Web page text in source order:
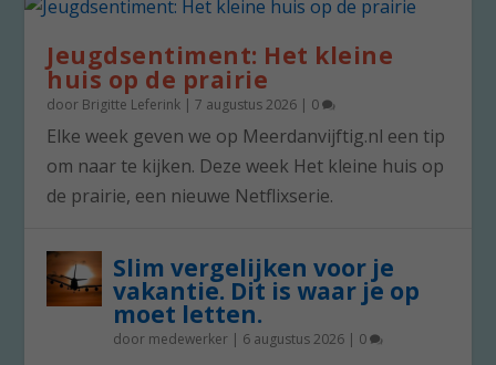
Jeugdsentiment: Het kleine
huis op de prairie
door Brigitte Leferink |7 augustus 2026 | 0
Elke week geven we op Meerdanvijftig.nl een tip
om naar te kijken. Deze week Het kleine huis op
de prairie, een nieuwe Netflixserie.
Slim vergelijken voor je
vakantie. Dit is waar je op
moet letten.
door medewerker | 6 augustus 2026 | 0